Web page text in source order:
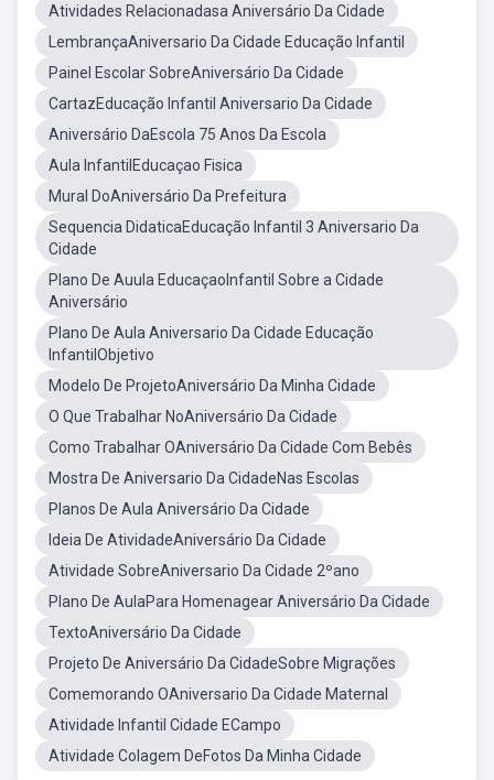
Atividades Relacionadasa Aniversário Da Cidade
LembrançaAniversario Da Cidade Educação Infantil
Painel Escolar SobreAniversário Da Cidade
CartazEducação Infantil Aniversario Da Cidade
Aniversário DaEscola 75 Anos Da Escola
Aula InfantilEducaçao Fisica
Mural DoAniversário Da Prefeitura
Sequencia DidaticaEducação Infantil 3 Aniversario Da
Cidade
Plano De Auula EducaçaoInfantil Sobre a Cidade
Aniversário
Plano De Aula Aniversario Da Cidade Educação
InfantilObjetivo
Modelo De ProjetoAniversário Da Minha Cidade
O Que Trabalhar NoAniversário Da Cidade
Como Trabalhar OAniversário Da Cidade Com Bebês
Mostra De Aniversario Da CidadeNas Escolas
Planos De Aula Aniversário Da Cidade
Ideia De AtividadeAniversário Da Cidade
Atividade SobreAniversario Da Cidade 2ºano
Plano De AulaPara Homenagear Aniversário Da Cidade
TextoAniversário Da Cidade
Projeto De Aniversário Da CidadeSobre Migrações
Comemorando OAniversario Da Cidade Maternal
Atividade Infantil Cidade ECampo
Atividade Colagem DeFotos Da Minha Cidade